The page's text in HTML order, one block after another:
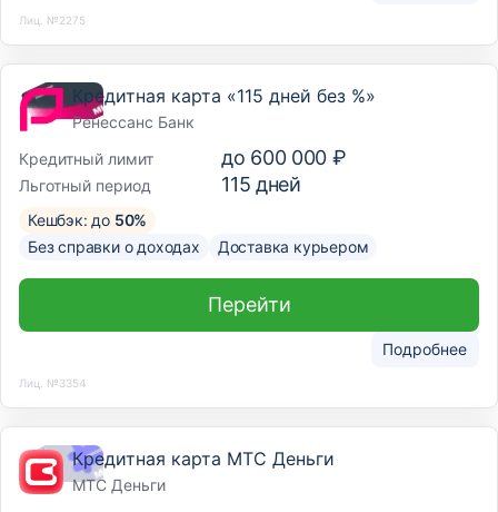
Лиц. №2275
Кредитная карта «115 дней без %»
Ренессанс Банк
Кредитный лимит
до 600 000 ₽
Льготный период 115 дней
Кешбэк: до 50%
Без справки о доходах
Доставка курьером
Подробнее
Перейти
Лиц. №3354
Кредитная карта МТС Деньги
МТС Деньги